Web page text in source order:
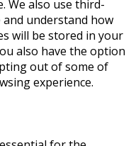
We also use third-
understand how
will be stored in your
also have the option
out of some of
experience.